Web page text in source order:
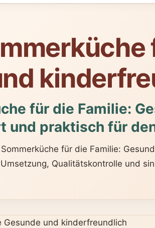
für die Familie:
und praktisch für
für die Familie:
Qualitätskontrolle und